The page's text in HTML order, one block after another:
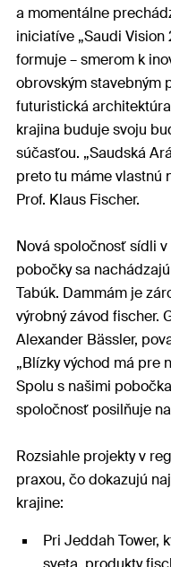
a momentálne
iniciatíve „Saudi
formuje – smerom k
obrovským stavebným
futuristická
krajina buduje svoju
súčasťou. „Saudská
preto tu máme vlastnú
Prof. Klaus Fischer.
Nová spoločnosť sídli
pobočky sa
Tabúk. Dammám je
výrobný závod fischer.
Alexander Bässler,
„Blízky východ má pre
Spolu s našimi
spoločnosť posilňuje
Rozsiahle projekty v
praxou, čo dokazujú
krajine:
Pri Jeddah Tower,